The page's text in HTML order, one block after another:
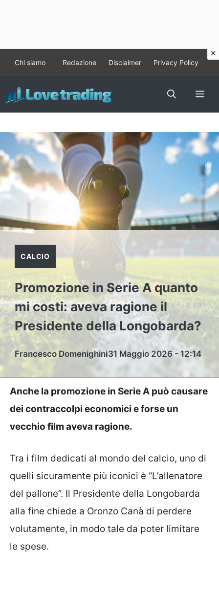
contenuto
Chi siamo Redazione Disclaimer Privacy Policy
CALCIO
Promozione in Serie A quanto
mi costi: aveva ragione il
Presidente della Longobarda?
Francesco Domenighini31 Maggio 2026 - 12:14
Anche la promozione in Serie A può causare
dei contraccolpi economici e forse un
vecchio film aveva ragione.
Tra i film dedicati al mondo del calcio, uno di
quelli sicuramente più iconici è “L’allenatore
del pallone”. Il Presidente della Longobarda
alla fine chiede a Oronzo Canà di perdere
volutamente, in modo tale da poter limitare
le spese.